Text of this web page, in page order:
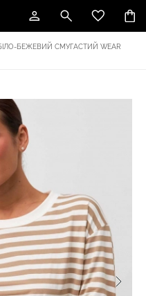
БЕЖЕВИЙ СМУГАСТИЙ WEAR